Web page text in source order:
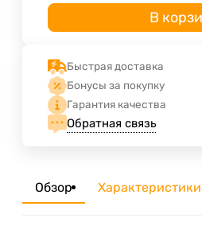
В
Быстрая доставка
Бонусы за покупку
Гарантия качества
Обратная связь
Обзор Характеристики